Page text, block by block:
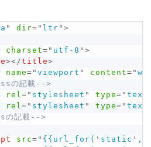
" dir= " ltr ">
charset= " utf-8 ">
></title>
name= "viewport " content= "
の記載-->
rel= " stylesheet " type= "
rel= " stylesheet " type= "
記載-->
src= " {{url_for( ' static '